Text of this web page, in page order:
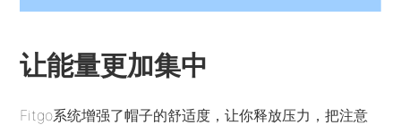
让能量更加集中
Fitgo系统增强了帽子的舒适度，让你释放压力，把注意